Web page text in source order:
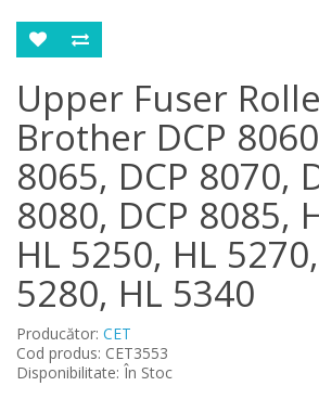
Upper Fuser
Brother DCP
8065, DCP 8070,
8080, DCP 8085,
HL 5250, HL
5280, HL 5340
Producător: CET
Cod produs: CET3553
Disponibilitate: În Stoc